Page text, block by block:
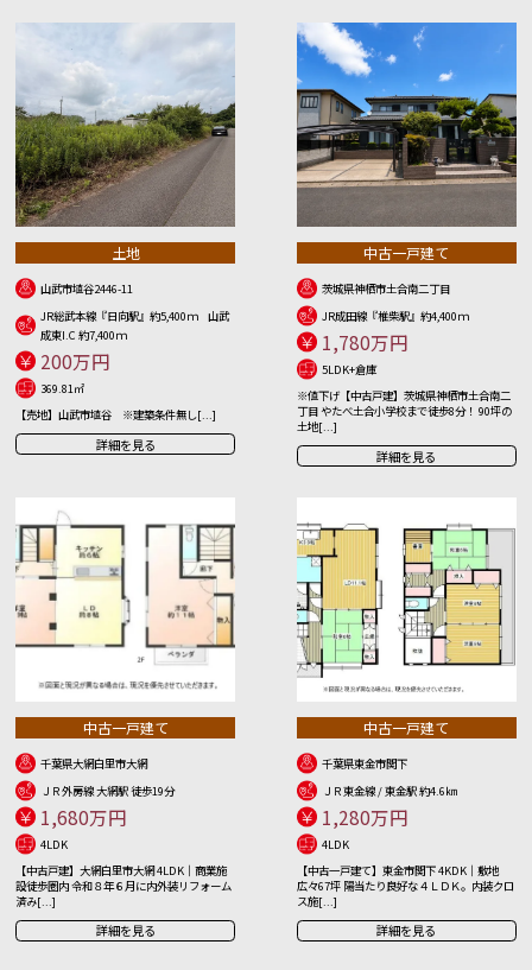
土地
山武市埴谷2446-11
JR総武本線『日向駅』約5,400ｍ 山武
成東I.C 約7,400ｍ
200万円
369.81㎡
【売地】山武市埴谷 ※建築条件無し[...]
詳細を見る
中古一戸建て
茨城県神栖市土合南二丁目
JR成田線『椎柴駅』約4,400ｍ
1,780万円
5LDK+倉庫
※値下げ【中古戸建】茨城県神栖市土合南二
丁目 やたべ土合小学校まで徒歩8分！ 90坪の
土地[...]
詳細を見る
中古一戸建て
千葉県大網白里市大網
ＪＲ外房線 大網駅 徒歩19分
1,680万円
4LDK
【中古戸建】大網白里市大網 4LDK｜商業施
設徒歩圏内 令和８年６月に内外装リフォーム
済み[...]
詳細を見る
中古一戸建て
千葉県東金市関下
ＪＲ東金線 / 東金駅 約4.6㎞
1,280万円
4LDK
【中古一戸建て】東金市関下 4KDK｜敷地
広々67坪 陽当たり良好な４ＬＤＫ。内装クロ
ス施[...]
詳細を見る